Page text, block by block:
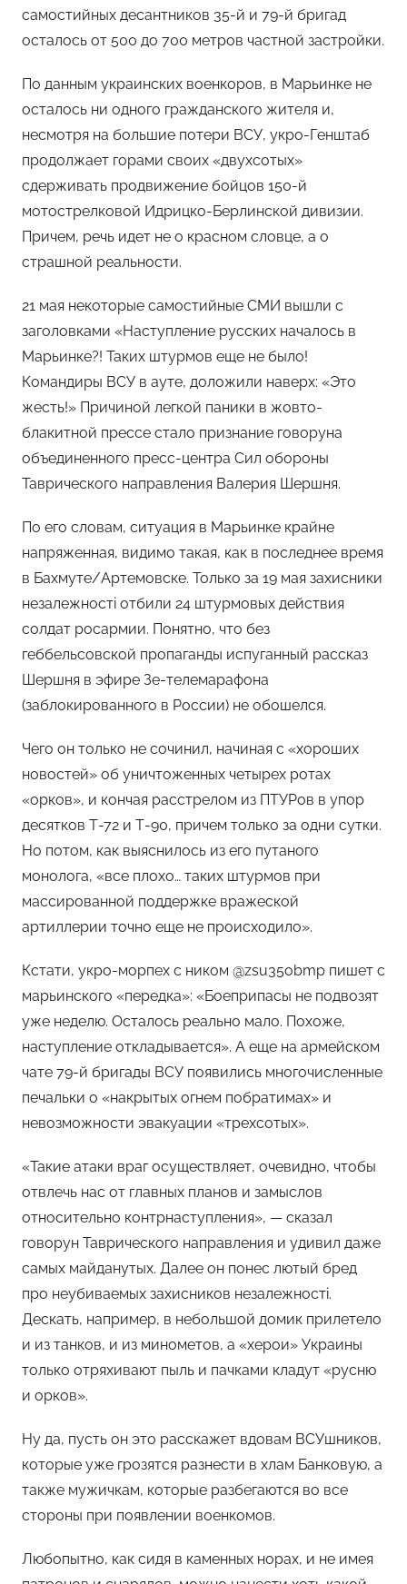
самостийных десантников 35-й и 79-й бригад
осталось от 500 до 700 метров частной застройки.
По данным украинских военкоров, в Марьинке не
осталось ни одного гражданского жителя и,
несмотря на большие потери ВСУ, укро-Генштаб
продолжает горами своих «двухсотых»
сдерживать продвижение бойцов 150-й
мотострелковой Идрицко-Берлинской дивизии.
Причем, речь идет не о красном словце, а о
страшной реальности.
21 мая некоторые самостийные СМИ вышли с
заголовками «Наступление русских началось в
Марьинке?! Таких штурмов еще не было!
Командиры ВСУ в ауте, доложили наверх: «Это
жесть!» Причиной легкой паники в жовто-
блакитной прессе стало признание говоруна
объединенного пресс-центра Сил обороны
Таврического направления Валерия Шершня.
По его словам, ситуация в Марьинке крайне
напряженная, видимо такая, как в последнее время
в Бахмуте/Артемовске. Только за 19 мая захисники
незалежностi отбили 24 штурмовых действия
солдат росармии. Понятно, что без
геббельсовской пропаганды испуганный рассказ
Шершня в эфире Зе-телемарафона
(заблокированного в России) не обошелся.
Чего он только не сочинил, начиная с «хороших
новостей» об уничтоженных четырех ротах
«орков», и кончая расстрелом из ПТУРов в упор
десятков Т-72 и Т-90, причем только за одни сутки.
Но потом, как выяснилось из его путаного
монолога, «все плохо… таких штурмов при
массированной поддержке вражеской
артиллерии точно еще не происходило».
Кстати, укро-морпех с ником @zsu35obmp пишет с
марьинского «передка»: «Боеприпасы не подвозят
уже неделю. Осталось реально мало. Похоже,
наступление откладывается». А еще на армейском
чате 79-й бригады ВСУ появились многочисленные
печальки о «накрытых огнем побратимах» и
невозможности эвакуации «трехсотых».
«Такие атаки враг осуществляет, очевидно, чтобы
отвлечь нас от главных планов и замыслов
относительно контрнаступления», — сказал
говорун Таврического направления и удивил даже
самых майданутых. Далее он понес лютый бред
про неубиваемых захисников незалежностi.
Дескать, например, в небольшой домик прилетело
и из танков, и из минометов, а «херои» Украины
только отряхивают пыль и пачками кладут «русню
и орков».
Ну да, пусть он это расскажет вдовам ВСУшников,
которые уже грозятся разнести в хлам Банковую, а
также мужичкам, которые разбегаются во все
стороны при появлении военкомов.
Любопытно, как сидя в каменных норах, и не имея